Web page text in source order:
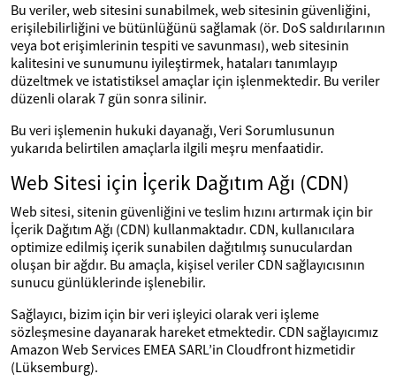
Bu veriler, web sitesini sunabilmek, web sitesinin güvenliğini,
erişilebilirliğini ve bütünlüğünü sağlamak (ör. DoS saldırılarının
veya bot erişimlerinin tespiti ve savunması), web sitesinin
kalitesini ve sunumunu iyileştirmek, hataları tanımlayıp
düzeltmek ve istatistiksel amaçlar için işlenmektedir. Bu veriler
düzenli olarak 7 gün sonra silinir.
Bu veri işlemenin hukuki dayanağı, Veri Sorumlusunun
yukarıda belirtilen amaçlarla ilgili meşru menfaatidir.
Web Sitesi için İçerik Dağıtım Ağı (CDN)
Web sitesi, sitenin güvenliğini ve teslim hızını artırmak için bir
İçerik Dağıtım Ağı (CDN) kullanmaktadır. CDN, kullanıcılara
optimize edilmiş içerik sunabilen dağıtılmış sunuculardan
oluşan bir ağdır. Bu amaçla, kişisel veriler CDN sağlayıcısının
sunucu günlüklerinde işlenebilir.
Sağlayıcı, bizim için bir veri işleyici olarak veri işleme
sözleşmesine dayanarak hareket etmektedir. CDN sağlayıcımız
Amazon Web Services EMEA SARL’in Cloudfront hizmetidir
(Lüksemburg).